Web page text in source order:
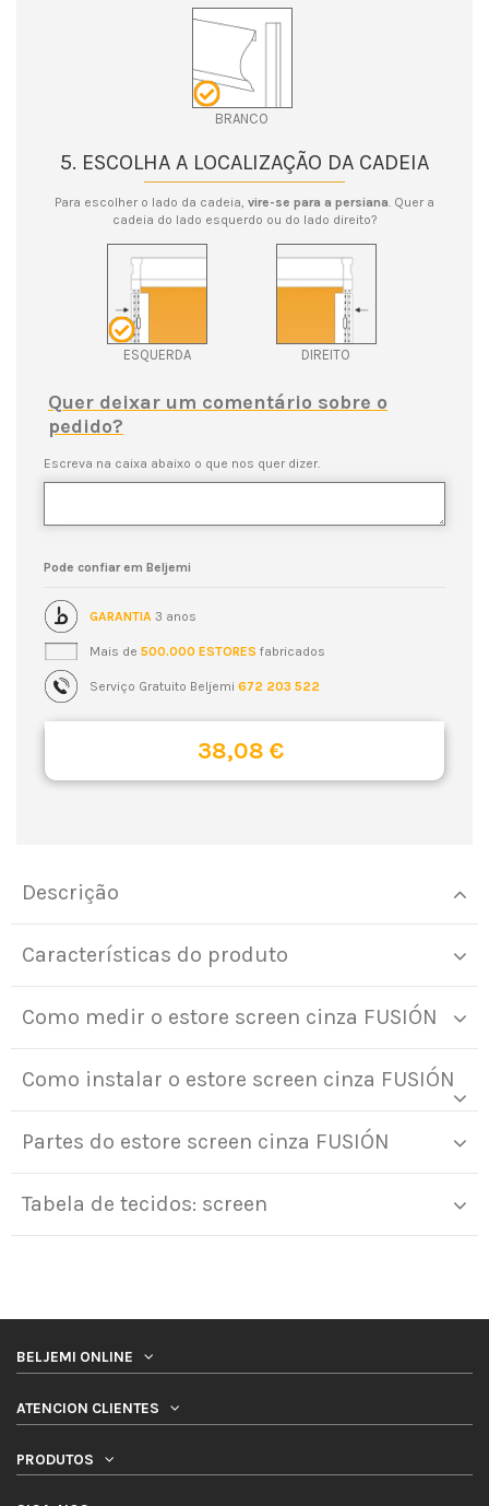
BRANCO
5. ESCOLHA A LOCALIZAÇÃO DA CADEIA
Para escolher o lado da cadeia, vire-se para a persiana. Quer a
cadeia do lado esquerdo ou do lado direito?
ESQUERDA DIREITO
Quer deixar um comentário sobre o
pedido?
Escreva na caixa abaixo o que nos quer dizer.
Pode confiar em Beljemi
GARANTIA 3 anos
Mais de 500.000 ESTORES fabricados
Serviço Gratuito Beljemi 672 203 522
38,08 €
Descrição
Características do produto
Como medir o estore screen cinza FUSIÓN
Como instalar o estore screen cinza FUSIÓN
Partes do estore screen cinza FUSIÓN
Tabela de tecidos: screen
BELJEMI ONLINE
ATENCION CLIENTES
PRODUTOS